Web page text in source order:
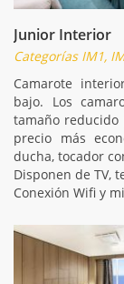
Junior Interior
Categorías IM1,
Camarote
bajo. Los
tamaño
precio más
ducha, tocador
Disponen de TV,
Conexión Wifi y